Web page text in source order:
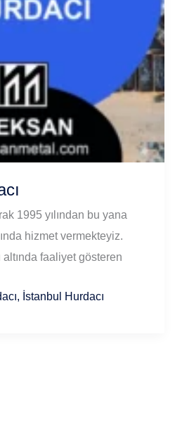
1995 yılından bu yana
hizmet vermekteyiz.
altında faaliyet gösteren
, İstanbul Hurdacı